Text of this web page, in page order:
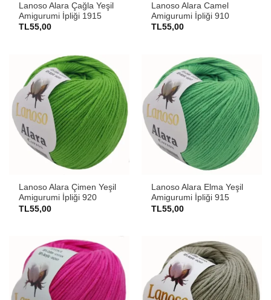
Lanoso Alara Çağla Yeşil
Amigurumi İpliği 1915
TL55,00
Lanoso Alara Camel
Amigurumi İpliği 910
TL55,00
Lanoso Alara Çimen Yeşil
Amigurumi İpliği 920
TL55,00
Lanoso Alara Elma Yeşil
Amigurumi İpliği 915
TL55,00